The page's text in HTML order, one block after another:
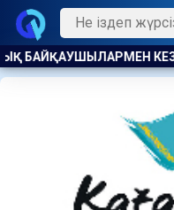
АТЛЕТИКАДАН АҚШ ТА